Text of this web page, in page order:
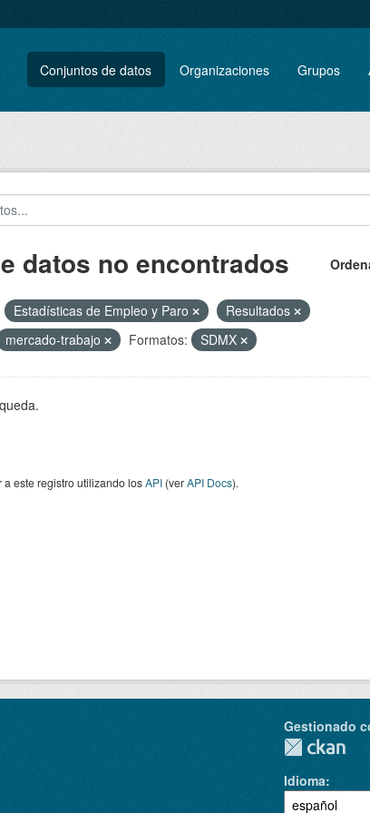
Conjuntos de datos Organizaciones Grupos
datos no encontrados
Estadísticas de Empleo y Paro
Resultados
mercado-trabajo Formatos: SDMX
este registro utilizando losAPI(verAPI Docs).
Gestionado
Idioma